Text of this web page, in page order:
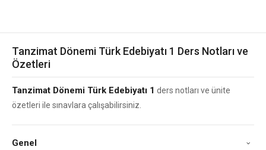
Tanzimat Dönemi Türk Edebiyatı 1 Ders Notları ve
Özetleri
Tanzimat Dönemi Türk Edebiyatı 1 ders notları ve ünite
özetleri ile sınavlara çalışabilirsiniz.
Genel